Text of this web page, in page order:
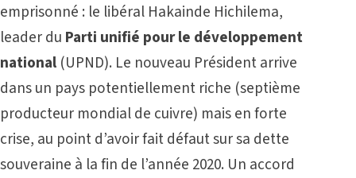
emprisonné : le libéral Hakainde Hichilema,
leader du Parti unifié pour le développement
national (UPND). Le nouveau Président arrive
dans un pays potentiellement riche (septième
producteur mondial de cuivre) mais en forte
crise, au point d’avoir fait défaut sur sa dette
souveraine à la fin de l’année 2020. Un accord